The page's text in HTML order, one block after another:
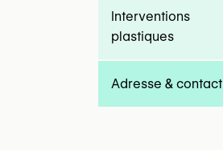
Interventions
plastiques
Adresse & contact